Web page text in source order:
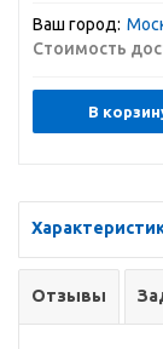
Ваш город:
Стоимость
В
Отзывы